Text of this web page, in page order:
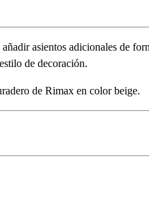
asientos adicionales de
de decoración.
de Rimax en color beige.